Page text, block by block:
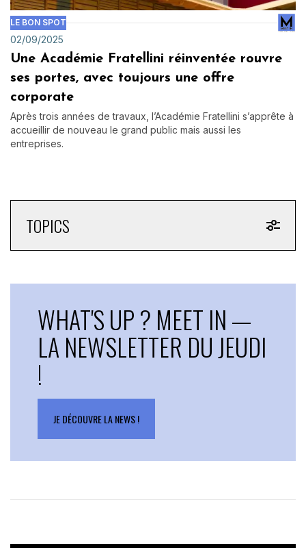
LE BON SPOT
02/09/2025
Une Académie Fratellini réinventée rouvre
ses portes, avec toujours une offre
corporate
Après trois années de travaux, l’Académie Fratellini s’apprête à
accueillir de nouveau le grand public mais aussi les
entreprises.
TOPICS
WHAT'S UP ? MEET IN —
LA NEWSLETTER DU JEUDI
!
JE DÉCOUVRE LA NEWS !